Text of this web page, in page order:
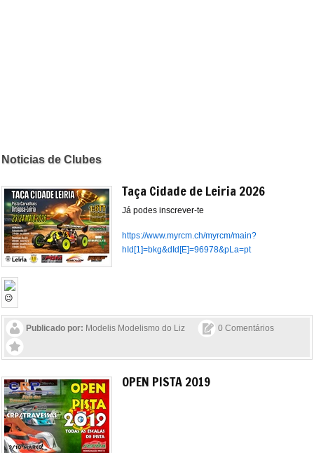
Noticias de Clubes
Taça Cidade de Leiria 2026
Já podes inscrever-te
https://www.myrcm.ch/myrcm/main?
hId[1]=bkg&dId[E]=96978&pLa=pt
Publicado por: Modelis Modelismo do Liz 0 Comentários
OPEN PISTA 2019